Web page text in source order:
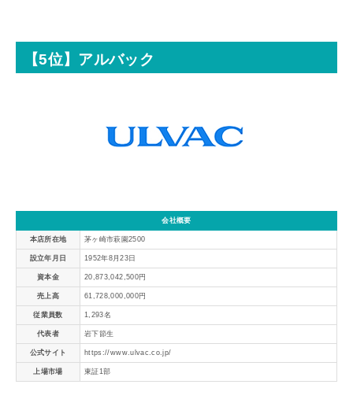
【5位】アルバック
会社概要
本店所在地 茅ヶ崎市萩園2500
設立年月日 1952年8月23日
資本金 20,873,042,500円
売上高 61,728,000,000円
従業員数 1,293名
代表者 岩下節生
公式サイト https://www.ulvac.co.jp/
上場市場 東証1部